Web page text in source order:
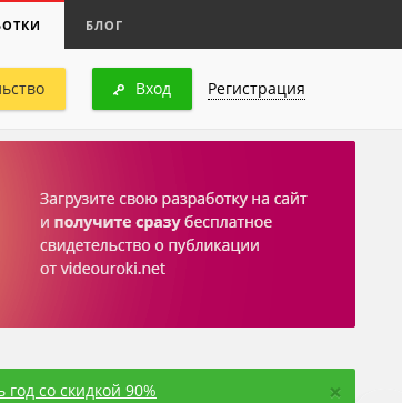
БЛОГ
Вход Регистрация
со скидкой 90% ×